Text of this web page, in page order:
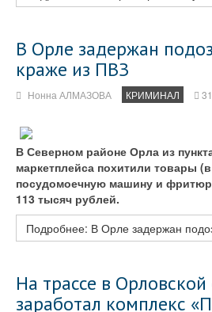
В Орле задержан
краже из ПВЗ
Нонна АЛМАЗОВА КРИМИНАЛ
В Северном районе Орла из
маркетплейса похитили товары
посудомоечную машину и
113 тысяч рублей.
Подробнее: В Орле задержан
На трассе в Орловской
заработал комплекс